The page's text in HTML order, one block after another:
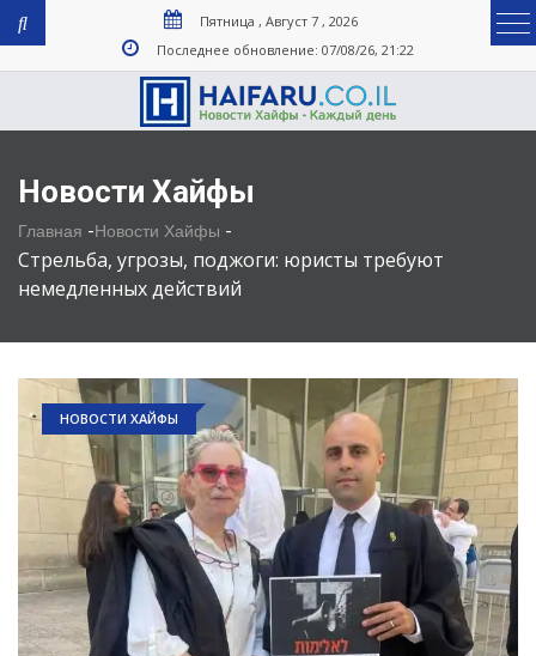
Пятница , Август 7 , 2026
Последнее обновление: 07/08/26, 21:22
Новости Хайфы
Главная -Новости Хайфы -
Стрельба, угрозы, поджоги: юристы требуют
немедленных действий
НОВОСТИ ХАЙФЫ